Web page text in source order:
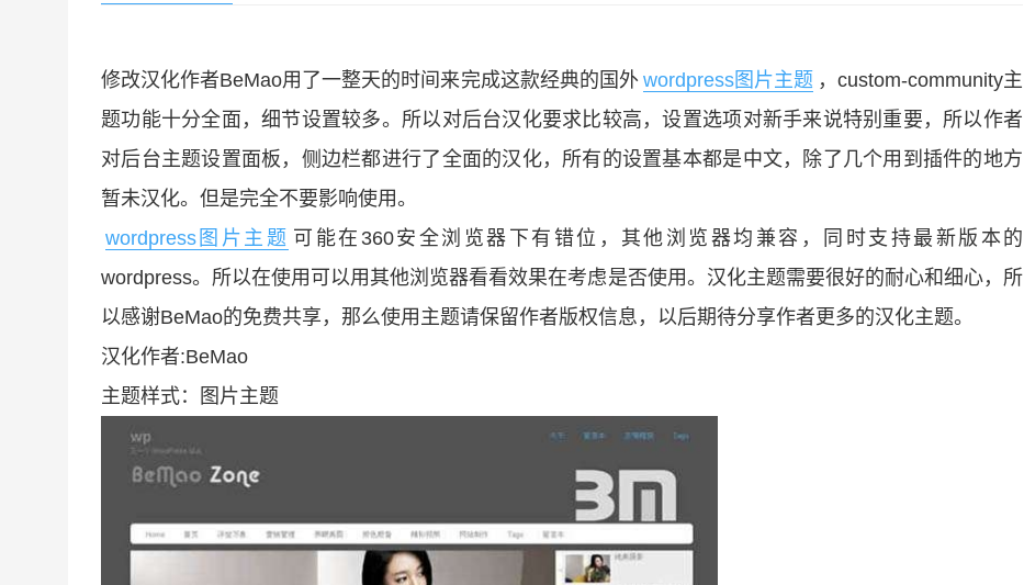
修改汉化作者BeMao用了一整天的时间来完成这款经典的国外 wordpress图片主题 ，custom-community主
题功能十分全面，细节设置较多。所以对后台汉化要求比较高，设置选项对新手来说特别重要，所以作者
对后台主题设置面板，侧边栏都进行了全面的汉化，所有的设置基本都是中文，除了几个用到插件的地方
暂未汉化。但是完全不要影响使用。
wordpress图片主题 可能在360安全浏览器下有错位，其他浏览器均兼容，同时支持最新版本的
wordpress。所以在使用可以用其他浏览器看看效果在考虑是否使用。汉化主题需要很好的耐心和细心，所
以感谢BeMao的免费共享，那么使用主题请保留作者版权信息，以后期待分享作者更多的汉化主题。
汉化作者:BeMao
主题样式：图片主题